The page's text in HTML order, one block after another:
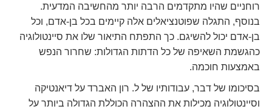
רוחניים שהיו מתקדמים הרבה יותר מהחשיבה המדעית.
בנוסף, התגלה שפוטנציאלים אלה קיימים בכל בן-אדם, וכל
בן-אדם יכול להשיגם. כך התפתח התיאור שלו את סיינטולוגיה
כהגשמת השאיפה של כל הדתות הגדולות: שחרור הנפש
באמצעות חוכמה.
בסיכומו של דבר, עבודותיו של ל. רון האברד על דיאנטיקה
וסיינטולוגיה מכילות את ההצהרה הכוללת הגדולה ביותר על